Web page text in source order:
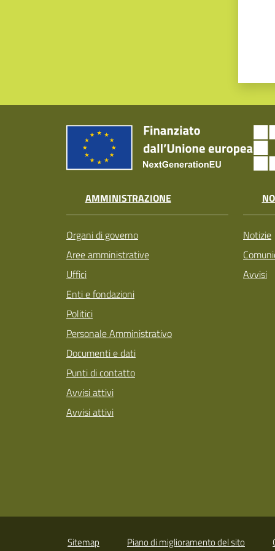
AMMINISTRAZIONE
Organi di governo
Aree amministrative
Uffici
Enti e fondazioni
Politici
Personale Amministrativo
Documenti e dati
Punti di contatto
Avvisi attivi
Avvisi attivi
Notizie
Avvisi
Sitemap Piano di miglioramento del sito